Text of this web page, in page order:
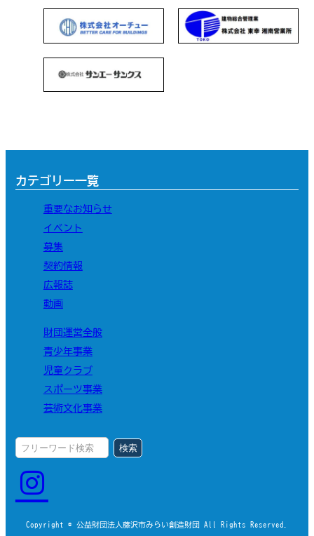
カテゴリー一覧
重要なお知らせ
イベント
募集
契約情報
広報誌
動画
財団運営全般
青少年事業
児童クラブ
スポーツ事業
芸術文化事業
検索
Copyright © 公益財団法人藤沢市みらい創造財団 All Rights Reserved.